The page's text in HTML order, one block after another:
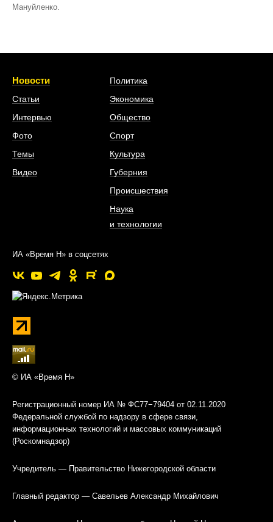
Мануйленко.
Новости
Статьи
Интервью
Фото
Темы
Видео
Политика
Экономика
Общество
Спорт
Культура
Губерния
Происшествия
Наука
и технологии
ИА «Время Н» в соцсетях
© ИА «Время Н»
Регистрационный номер ИА № ФС77−79404 от 02.11.2020
Федеральной службой по надзору в сфере связи,
информационных технологий и массовых коммуникаций
(Роскомнадзор)
Учредитель — Правительство Нижегородской области
Главный редактор — Савельев Александр Михайлович